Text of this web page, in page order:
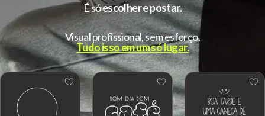
É sóescolher e postar.
Visual profissional, sem esforço.
Tudo isso em um só lugar.